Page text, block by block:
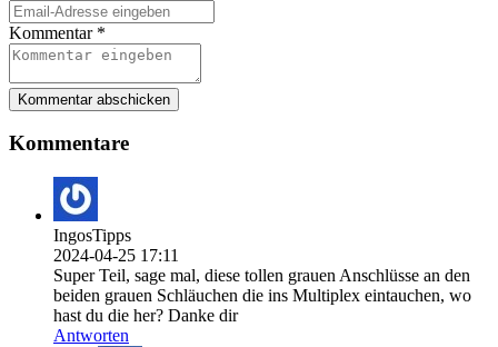
Kommentar *
Kommentar abschicken
Kommentare
IngosTipps
2024-04-25 17:11
Super Teil, sage mal, diese tollen grauen Anschlüsse an den
beiden grauen Schläuchen die ins Multiplex eintauchen, wo
hast du die her? Danke dir
Antworten